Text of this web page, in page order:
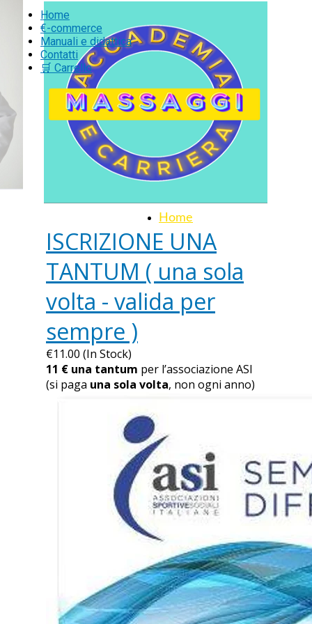
Home
€-commerce
Manuali e didattica
Contatti
🛒 Carrello
ISCRIZIONE UNA
TANTUM ( una sola
volta - valida per
sempre )
€11.00 (In Stock)
11 € una tantum per l’associazione ASI
(si paga una sola volta, non ogni anno)
Home